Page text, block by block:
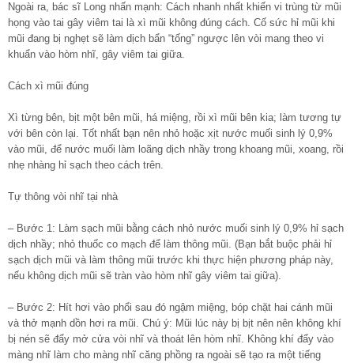
Ngoài ra, bác sĩ Long nhấn mạnh: Cách nhanh nhất khiến vi trùng từ mũi
họng vào tai gây viêm tai là xì mũi không đúng cách. Cố sức hỉ mũi khi
mũi đang bị nghẹt sẽ làm dịch bẩn “tống” ngược lên vòi mang theo vi
khuẩn vào hòm nhĩ, gây viêm tai giữa.
Cách xì mũi đúng
Xì từng bên, bịt một bên mũi, há miệng, rồi xì mũi bên kia; làm tương tự
với bên còn lại. Tốt nhất bạn nên nhỏ hoặc xịt nước muối sinh lý 0,9%
vào mũi, để nước muối làm loãng dịch nhầy trong khoang mũi, xoang, rồi
nhẹ nhàng hỉ sạch theo cách trên.
Tự thông vòi nhĩ tại nhà
– Bước 1: Làm sạch mũi bằng cách nhỏ nước muối sinh lý 0,9% hỉ sạch
dịch nhầy; nhỏ thuốc co mạch để làm thông mũi. (Bạn bắt buộc phải hỉ
sạch dịch mũi và làm thông mũi trước khi thực hiện phương pháp này,
nếu không dịch mũi sẽ tràn vào hòm nhĩ gây viêm tai giữa).
– Bước 2: Hít hơi vào phổi sau đó ngậm miệng, bóp chặt hai cánh mũi
và thở mạnh dồn hơi ra mũi. Chú ý: Mũi lúc này bị bịt nên nên không khí
bị nén sẽ đẩy mở cửa vòi nhĩ và thoát lên hòm nhĩ. Không khí đẩy vào
màng nhĩ làm cho màng nhĩ căng phồng ra ngoài sẽ tạo ra một tiếng